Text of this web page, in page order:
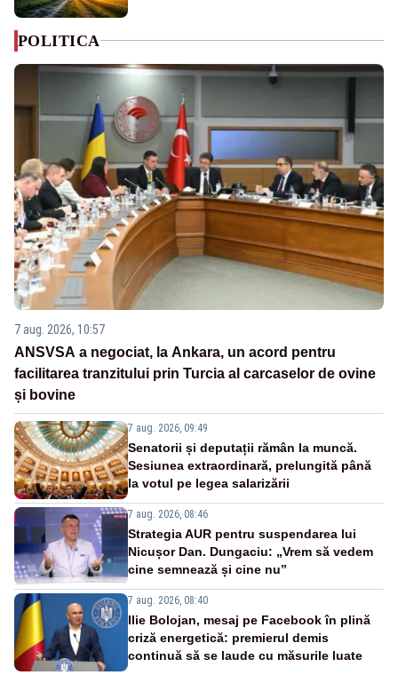
POLITICA
7 aug. 2026, 10:57
ANSVSA a negociat, la Ankara, un acord pentru
facilitarea tranzitului prin Turcia al carcaselor de ovine
și bovine
7 aug. 2026, 09:49
Senatorii și deputații rămân la muncă.
Sesiunea extraordinară, prelungită până
la votul pe legea salarizării
7 aug. 2026, 08:46
Strategia AUR pentru suspendarea lui
Nicușor Dan. Dungaciu: „Vrem să vedem
cine semnează și cine nu”
7 aug. 2026, 08:40
Ilie Bolojan, mesaj pe Facebook în plină
criză energetică: premierul demis
continuă să se laude cu măsurile luate